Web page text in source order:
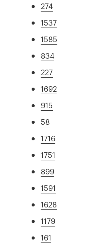
274
1537
1585
834
227
1692
915
58
1716
1751
899
1591
1628
1179
161